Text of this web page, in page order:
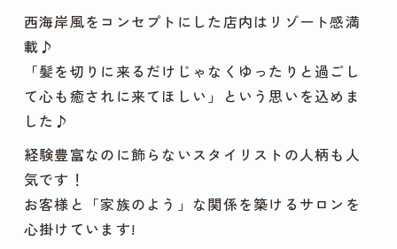
西海岸風をコンセプトにした店内はリゾート感満
載♪
「髪を切りに来るだけじゃなくゆったりと過ごし
て心も癒されに来てほしい」
という思いを込めま
した♪
経験豊富なのに飾らないスタイリストの人柄も人
気です！
お客様と「家族のよう」な関係を築けるサロンを
心掛けています!